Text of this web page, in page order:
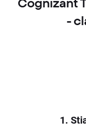
Cognizant
-
1.